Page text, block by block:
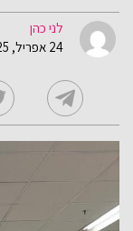
לני כהן
24 אפריל, 2025 18:48